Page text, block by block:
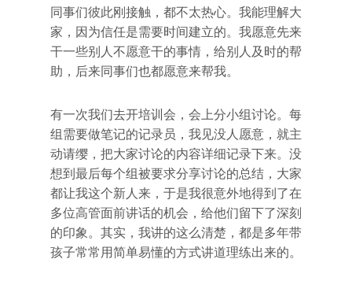
同事们彼此刚接触，都不太热心。我能理解大
家，因为信任是需要时间建立的。我愿意先来
干一些别人不愿意干的事情，给别人及时的帮
助，后来同事们也都愿意来帮我。
有一次我们去开培训会，会上分小组讨论。每
组需要做笔记的记录员，我见没人愿意，就主
动请缨，把大家讨论的内容详细记录下来。没
想到最后每个组被要求分享讨论的总结，大家
都让我这个新人来，于是我很意外地得到了在
多位高管面前讲话的机会，给他们留下了深刻
的印象。其实，我讲的这么清楚，都是多年带
孩子常常用简单易懂的方式讲道理练出来的。